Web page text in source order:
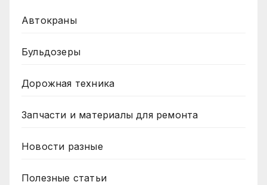
Автокраны
Бульдозеры
Дорожная техника
Запчасти и материалы для ремонта
Новости разные
Полезные статьи